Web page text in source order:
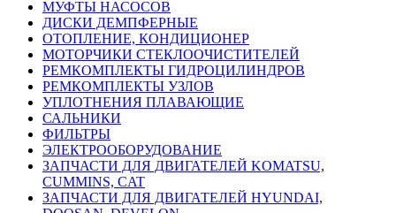
МУФТЫ НАСОСОВ
ДИСКИ ДЕМПФЕРНЫЕ
ОТОПЛЕНИЕ, КОНДИЦИОНЕР
МОТОРЧИКИ СТЕКЛООЧИСТИТЕЛЕЙ
РЕМКОМПЛЕКТЫ ГИДРОЦИЛИНДРОВ
РЕМКОМПЛЕКТЫ УЗЛОВ
УПЛОТНЕНИЯ ПЛАВАЮЩИЕ
САЛЬНИКИ
ФИЛЬТРЫ
ЭЛЕКТРООБОРУДОВАНИЕ
ЗАПЧАСТИ ДЛЯ ДВИГАТЕЛЕЙ KOMATSU,
CUMMINS, CAT
ЗАПЧАСТИ ДЛЯ ДВИГАТЕЛЕЙ HYUNDAI,